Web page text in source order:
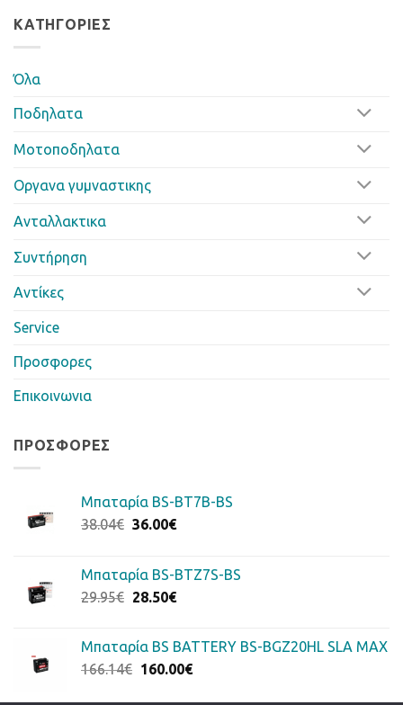
ΚΑΤΗΓΟΡΊΕΣ
Όλα
Ποδηλατα
Μοτοποδηλατα
Οργανα γυμναστικης
Ανταλλακτικα
Συντήρηση
Αντίκες
Service
Προσφορες
Επικοινωνια
ΠΡΟΣΦΟΡΈΣ
Μπαταρία BS-BT7B-BS
38.04€ Original
38.04€.
36.00€Η
είναι:
36.00€.
Μπαταρία BS-BTZ7S-BS
29.95€ Original
29.95€.
28.50€Η
είναι:
28.50€.
Μπαταρία BS BATTERY BS-BGZ20HL SLA MAX
166.14€ Original
160.00€Η